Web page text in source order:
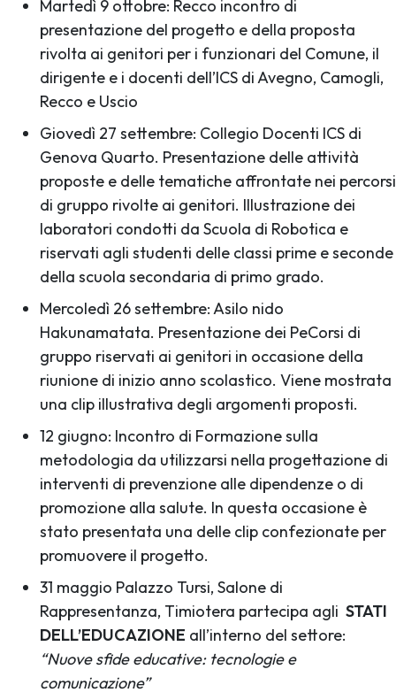
Martedì 9 ottobre: Recco incontro di
presentazione del progetto e della proposta
rivolta ai genitori per i funzionari del Comune, il
dirigente e i docenti dell’ICS di Avegno, Camogli,
Recco e Uscio
Giovedì 27 settembre: Collegio Docenti ICS di
Genova Quarto. Presentazione delle attività
proposte e delle tematiche affrontate nei percorsi
di gruppo rivolte ai genitori. Illustrazione dei
laboratori condotti da Scuola di Robotica e
riservati agli studenti delle classi prime e seconde
della scuola secondaria di primo grado.
Mercoledì 26 settembre: Asilo nido
Hakunamatata. Presentazione dei PeCorsi di
gruppo riservati ai genitori in occasione della
riunione di inizio anno scolastico. Viene mostrata
una clip illustrativa degli argomenti proposti.
12 giugno: Incontro di Formazione sulla
metodologia da utilizzarsi nella progettazione di
interventi di prevenzione alle dipendenze o di
promozione alla salute. In questa occasione è
stato presentata una delle clip confezionate per
promuovere il progetto.
31 maggio Palazzo Tursi, Salone di
Rappresentanza, Timiotera partecipa agli STATI
DELL’EDUCAZIONE all’interno del settore:
“Nuove sfide educative: tecnologie e
comunicazione”